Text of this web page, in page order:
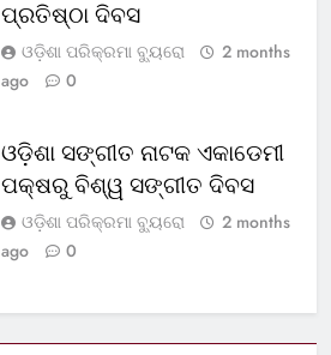
ପ୍ରତିଷ୍ଠା ଦିବସ
ଓଡ଼ିଶା ପରିକ୍ରମା ବ୍ୟୁରୋ
2 months
ago
0
ଓଡ଼ିଶା ସଙ୍ଗୀତ ନାଟକ ଏକାଡେମୀ
ପକ୍ଷରୁ ବିଶ୍ୱ ସଙ୍ଗୀତ ଦିବସ
ଓଡ଼ିଶା ପରିକ୍ରମା ବ୍ୟୁରୋ
2 months
ago
0